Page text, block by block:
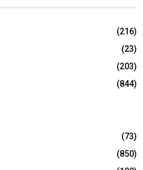
(216)
(23)
(203)
(844)
(73)
(850)